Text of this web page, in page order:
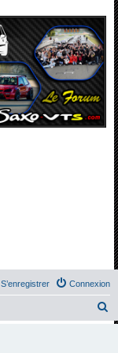
Connexion
S’enregistrer